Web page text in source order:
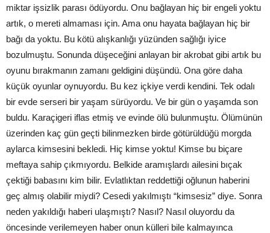
miktar işsizlik parası ödüyordu. Onu bağlayan hiç bir engeli yoktu
artık, o mereti almaması için. Ama onu hayata bağlayan hiç bir
bağı da yoktu. Bu kötü alışkanlığı yüzünden sağlığı iyice
bozulmuştu. Sonunda düşeceğini anlayan bir akrobat gibi artık bu
oyunu bırakmanın zamanı geldigini düşündü. Ona göre daha
küçük oyunlar oynuyordu. Bu kez içkiye verdi kendini. Tek odalı
bir evde serseri bir yaşam sürüyordu. Ve bir gün o yaşamda son
buldu. Karaçigeri iflas etmiş ve evinde ölü bulunmuştu. Ölümünün
üzerinden kaç gün geçti bilinmezken birde götürüldüğü morgda
aylarca kimsesini bekledi. Hiç kimse yoktu! Kimse bu biçare
meftaya sahip çıkmıyordu. Belkide aramışlardı ailesini bıçak
çektiği babasını kim bilir. Evlatlıktan reddettiği oğlunun haberini
geç almış olabilir miydi? Cesedi yakılmıştı “kimsesiz” diye. Sonra
neden yakıldığı haberi ulaşmıştı? Nasıl? Nasıl oluyordu da
öncesinde verilemeyen haber onun külleri bile kalmayınca